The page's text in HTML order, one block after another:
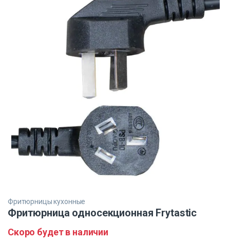
Фритюрницы кухонные
Фритюрница односекционная Frytastic
Скоро будет в наличии